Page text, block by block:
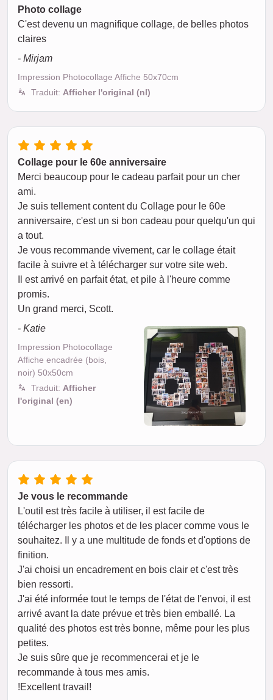
Photo collage
C'est devenu un magnifique collage, de belles photos
claires
- Mirjam
Impression Photocollage Affiche 50x70cm
Traduit: Afficher l'original (nl)
Collage pour le 60e anniversaire
Merci beaucoup pour le cadeau parfait pour un cher
ami.
Je suis tellement content du Collage pour le 60e
anniversaire, c'est un si bon cadeau pour quelqu'un qui
a tout.
Je vous recommande vivement, car le collage était
facile à suivre et à télécharger sur votre site web.
Il est arrivé en parfait état, et pile à l'heure comme
promis.
Un grand merci, Scott.
- Katie
Impression Photocollage
Affiche encadrée (bois,
noir) 50x50cm
Traduit: Afficher
l'original (en)
Je vous le recommande
L'outil est très facile à utiliser, il est facile de
télécharger les photos et de les placer comme vous le
souhaitez. Il y a une multitude de fonds et d'options de
finition.
J'ai choisi un encadrement en bois clair et c'est très
bien ressorti.
J'ai été informée tout le temps de l'état de l'envoi, il est
arrivé avant la date prévue et très bien emballé. La
qualité des photos est très bonne, même pour les plus
petites.
Je suis sûre que je recommencerai et je le
recommande à tous mes amis.
!Excellent travail!